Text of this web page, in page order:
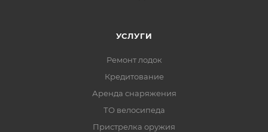
УСЛУГИ
Ремонт лодок
Кредитование
Аренда снаряжения
ТО велосипеда
Пристрелка оружия